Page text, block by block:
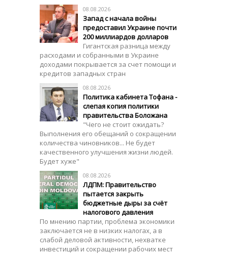
08.08.2026
Запад с начала войны
предоставил Украине почти
200 миллиардов долларов
Гигантская разница между
расходами и собранными в Украине
доходами покрывается за счет помощи и
кредитов западных стран
08.08.2026
Политика кабинета Тофана -
слепая копия политики
правительства Боложана
"Чего не стоит ожидать?
Выполнения его обещаний о сокращении
количества чиновников... Не будет
качественного улучшения жизни людей.
Будет хуже"
08.08.2026
ЛДПМ: Правительство
пытается закрыть
бюджетные дыры за счёт
налогового давления
По мнению партии, проблема экономики
заключается не в низких налогах, а в
слабой деловой активности, нехватке
инвестиций и сокращении рабочих мест